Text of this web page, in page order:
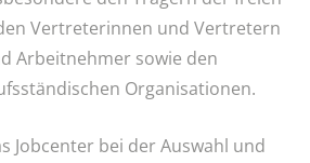
Vertreterinnen und Vertretern
Arbeitnehmer sowie den
Organisationen.
Jobcenter bei der Auswahl und